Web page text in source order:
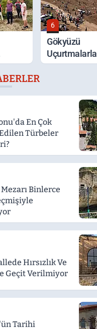
6
Gökyüzü
Uçurtmalarla
Renklendi
En Çok
Türbeler
Binlerce
Hırsızlık Ve
Geçit Verilmiyor
Tarihi